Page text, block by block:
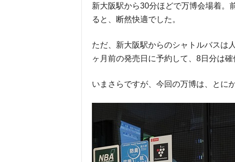
新大阪駅から30分ほどで万博会場着。
ると、断然快適でした。
ただ、新大阪駅からのシャトルバスは
ヶ月前の発売日に予約して、8日分は
いまさらですが、今回の万博は、とに